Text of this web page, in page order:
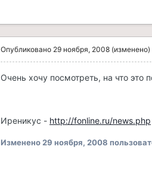
Опубликовано 29 ноября, 2008 (изменено)
Очень хочу посмотреть, на что это
Иреникус - http://fonline.ru/news.php
Изменено 29 ноября, 2008